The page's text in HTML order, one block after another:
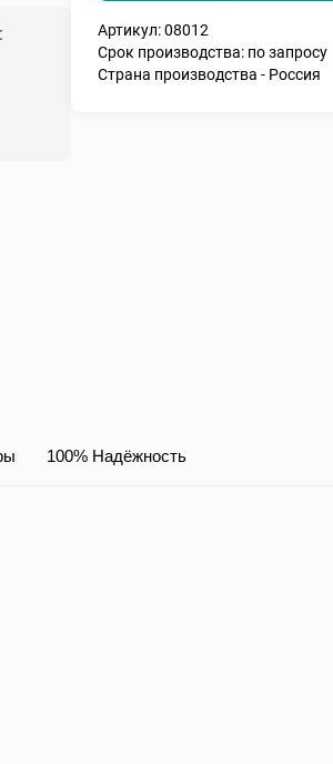
Артикул: 08012
Срок производства: по запросу
Страна производства - Россия
100% Надёжность